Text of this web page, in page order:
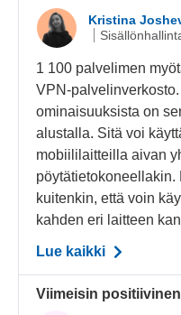
Kristina
1 100 palvelimen
VPN-
ominaisuuksista on
alustalla. Sitä voi
mobiililaitteilla aivan
kuitenkin, että voin
kahden eri laitteen
Lue kaikki
Viimeisin